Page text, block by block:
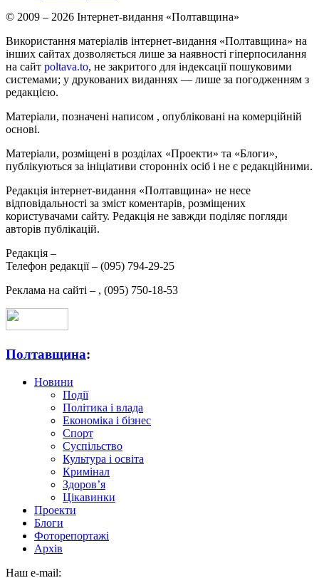
© 2009 – 2026 Інтернет-видання «Полтавщина»
Використання матеріалів інтернет-видання «Полтавщина» на
інших сайтах дозволяється лише за наявності гіперпосилання
на сайт poltava.to, не закритого для індексації пошуковими
системами; у друкованих виданнях — лише за погодженням з
редакцією.
Матеріали, позначені написом , опубліковані на комерційній
основі.
Матеріали, розміщені в розділах «Проекти» та «Блоги»,
публікуються за ініціативи сторонніх осіб і не є редакційними.
Редакція інтернет-видання «Полтавщина» не несе
відповідальності за зміст коментарів, розміщених
користувачами сайту. Редакція не завжди поділяє погляди
авторів публікацій.
Редакція –
Телефон редакції – (095) 794-29-25
Реклама на сайті – , (095) 750-18-53
Полтавщина:
Новини
Події
Політика і влада
Економіка і бізнес
Спорт
Суспільство
Культура і освіта
Кримінал
Здоров’я
Цікавинки
Проекти
Блоги
Фоторепортажі
Архів
Наш e-mail: